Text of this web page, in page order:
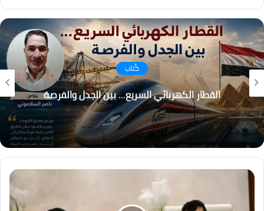
كُتاب
القطار الكهربائي السريع… بين الجدل والفرصة